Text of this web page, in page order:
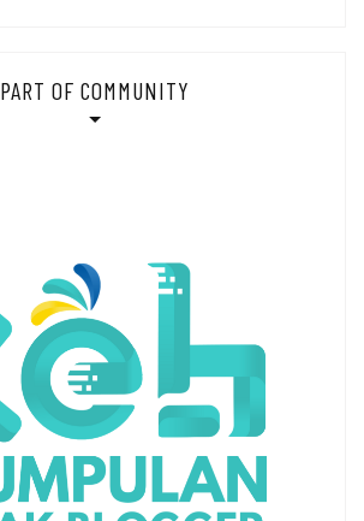
PART OF COMMUNITY